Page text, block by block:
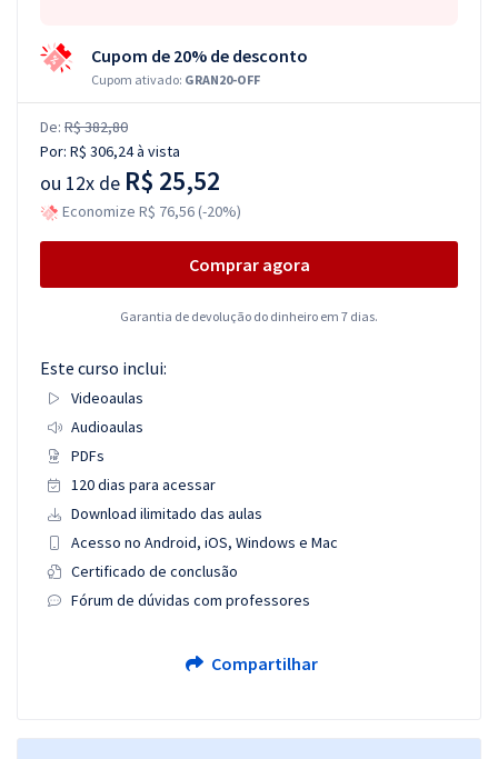
Cupom de 20% de desconto
Cupom ativado: GRAN20-OFF
De: R$ 382,80
Por: R$ 306,24à vista
ou 12x de R$ 25,52
Economize R$ 76,56 (-20%)
Comprar agora
Garantia de devolução do dinheiro em 7 dias.
Este curso inclui:
Videoaulas
Audioaulas
PDFs
120 dias para acessar
Download ilimitado das aulas
Acesso no Android, iOS, Windows e Mac
Certificado de conclusão
Fórum de dúvidas com professores
Compartilhar